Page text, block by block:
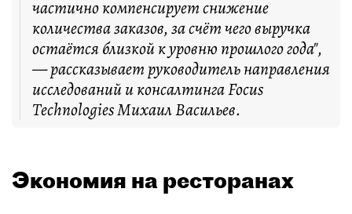
частично компенсирует снижение
количества заказов, за счёт чего выручка
остаётся близкой к уровню прошлого года",
— рассказывает руководитель направления
исследований и консалтинга Focus
Technologies Михаил Васильев.
Экономия на ресторанах